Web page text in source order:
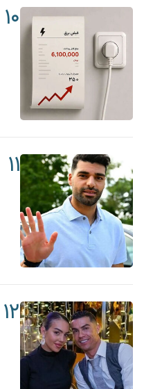
۱۰
۱۱
۱۲